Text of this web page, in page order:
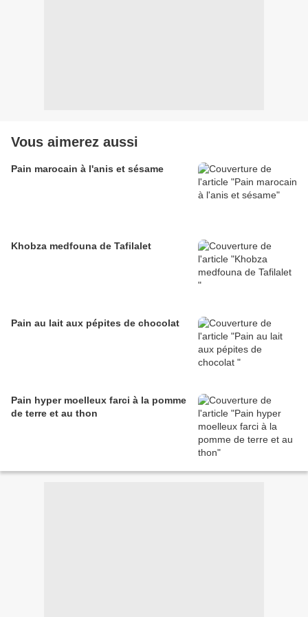
Vous aimerez aussi
Pain marocain à l'anis et sésame
Khobza medfouna de Tafilalet
Pain au lait aux pépites de chocolat
Pain hyper moelleux farci à la pomme
de terre et au thon